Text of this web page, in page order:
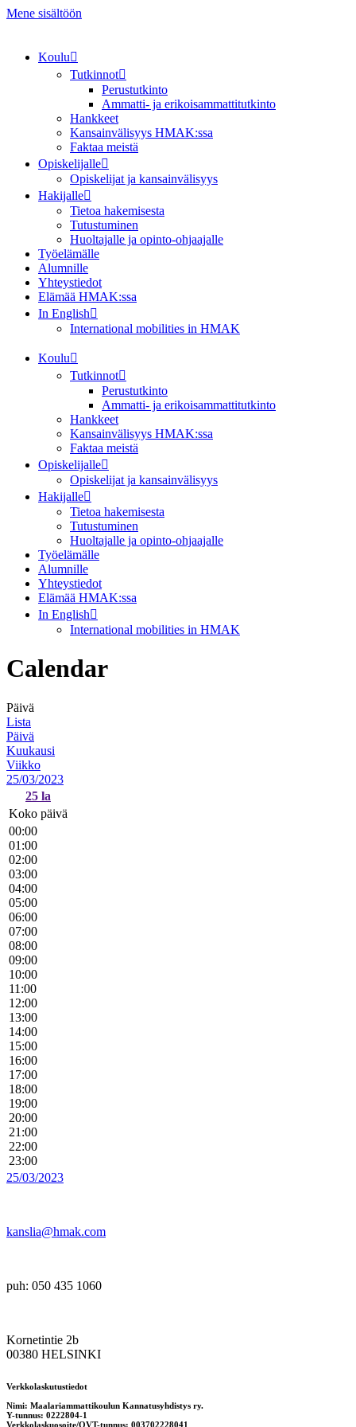
Mene sisältöön
Koulu
Tutkinnot
Perustutkinto
Ammatti- ja erikoisammattitutkinto
Hankkeet
Kansainvälisyys HMAK:ssa
Faktaa meistä
Opiskelijalle
Opiskelijat ja kansainvälisyys
Hakijalle
Tietoa hakemisesta
Tutustuminen
Huoltajalle ja opinto-ohjaajalle
Työelämälle
Alumnille
Yhteystiedot
Elämää HMAK:ssa
In English
International mobilities in HMAK
Koulu
Tutkinnot
Perustutkinto
Ammatti- ja erikoisammattitutkinto
Hankkeet
Kansainvälisyys HMAK:ssa
Faktaa meistä
Opiskelijalle
Opiskelijat ja kansainvälisyys
Hakijalle
Tietoa hakemisesta
Tutustuminen
Huoltajalle ja opinto-ohjaajalle
Työelämälle
Alumnille
Yhteystiedot
Elämää HMAK:ssa
In English
International mobilities in HMAK
Calendar
Päivä
Lista
Päivä
Kuukausi
Viikko
25/03/2023
25 la
Koko päivä
00:00
01:00
02:00
03:00
04:00
05:00
06:00
07:00
08:00
09:00
10:00
11:00
12:00
13:00
14:00
15:00
16:00
17:00
18:00
19:00
20:00
21:00
22:00
23:00
25/03/2023
kanslia@hmak.com
puh: 050 435 1060
Kornetintie 2b
00380 HELSINKI
Verkkolaskutustiedot
Nimi: Maalariammattikoulun Kannatusyhdistys ry.
Y-tunnus: 0222804-1
Verkkolaskuosoite/OVT-tunnus: 003702228041